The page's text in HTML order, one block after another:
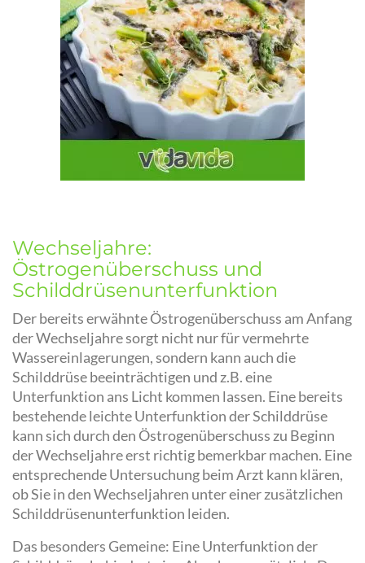
Wechseljahre:
Östrogenüberschuss und
Schilddrüsenunterfunktion
Der bereits erwähnte Östrogenüberschuss am Anfang
der Wechseljahre sorgt nicht nur für vermehrte
Wassereinlagerungen, sondern kann auch die
Schilddrüse beeinträchtigen und z.B. eine
Unterfunktion ans Licht kommen lassen. Eine bereits
bestehende leichte Unterfunktion der Schilddrüse
kann sich durch den Östrogenüberschuss zu Beginn
der Wechseljahre erst richtig bemerkbar machen. Eine
entsprechende Untersuchung beim Arzt kann klären,
ob Sie in den Wechseljahren unter einer zusätzlichen
Schilddrüsenunterfunktion leiden.
Das besonders Gemeine: Eine Unterfunktion der